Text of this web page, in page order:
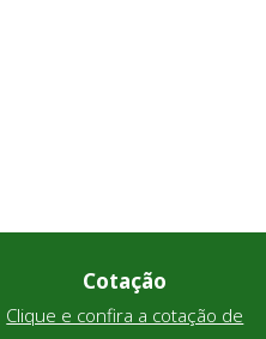
Cotação
Clique e confira a cotação de